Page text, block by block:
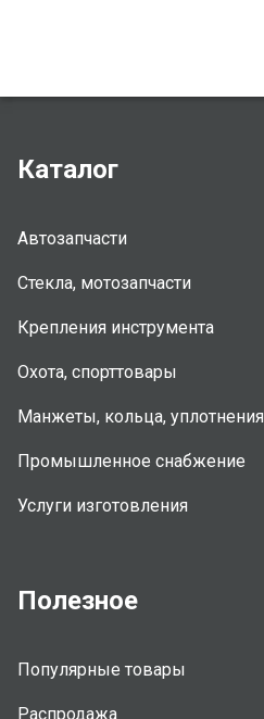
Каталог
Автозапчасти
Стекла, мотозапчасти
Крепления инструмента
Охота, спорттовары
Манжеты, кольца, уплотнения
Промышленное снабжение
Услуги изготовления
Полезное
Популярные товары
Распродажа